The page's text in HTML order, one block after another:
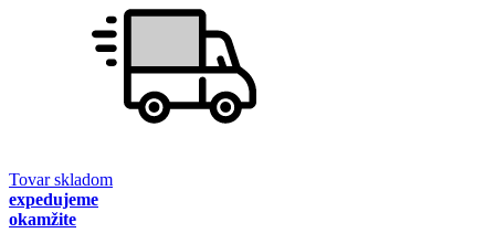
Tovar skladom
expedujeme
okamžite